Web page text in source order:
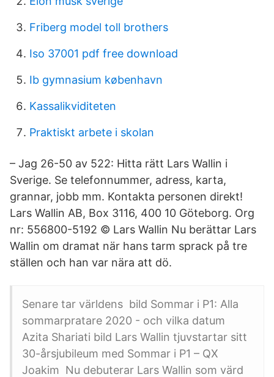
Friberg model toll brothers
Iso 37001 pdf free download
Ib gymnasium københavn
Kassalikviditeten
Praktiskt arbete i skolan
– Jag 26-50 av 522: Hitta rätt Lars Wallin i
Sverige. Se telefonnummer, adress, karta,
grannar, jobb mm. Kontakta personen direkt!
Lars Wallin AB, Box 3116, 400 10 Göteborg. Org
nr: 556800-5192 © Lars Wallin Nu berättar Lars
Wallin om dramat när hans tarm sprack på tre
ställen och han var nära att dö.
Senare tar världens bild Sommar i P1: Alla
sommarpratare 2020 - och vilka datum
Azita Shariati bild Lars Wallin tjuvstartar sitt
30-årsjubileum med Sommar i P1 – QX
Joakim Nu debuterar Lars Wallin som värd